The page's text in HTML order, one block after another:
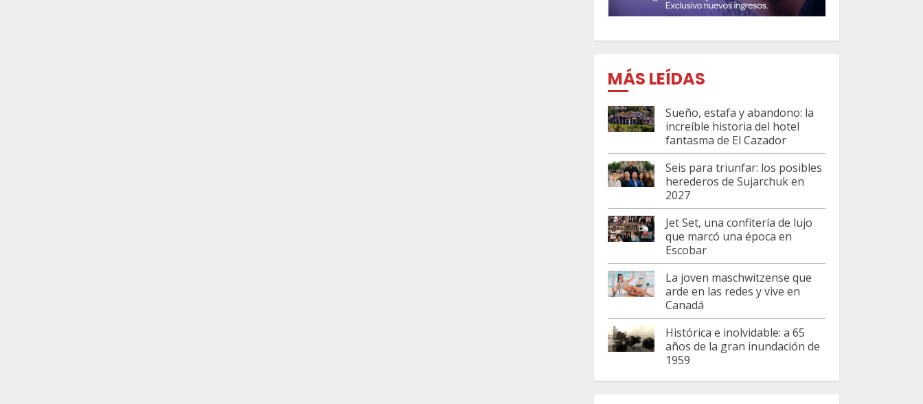
MÁS LEÍDAS
Sueño, estafa y abandono: la
increíble historia del hotel
fantasma de El Cazador
Seis para triunfar: los posibles
herederos de Sujarchuk en
2027
Jet Set, una confitería de lujo
que marcó una época en
Escobar
La joven maschwitzense que
arde en las redes y vive en
Canadá
Histórica e inolvidable: a 65
años de la gran inundación de
1959